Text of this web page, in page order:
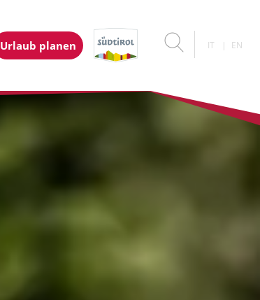
Urlaub planen IT EN